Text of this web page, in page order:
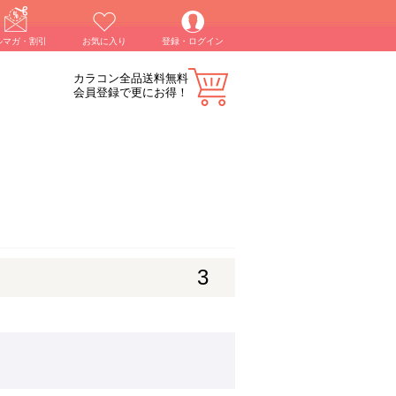
マガ・割引 お気に入り 登録・ログイン
カラコン全品送料無料
会員登録で更にお得！
3